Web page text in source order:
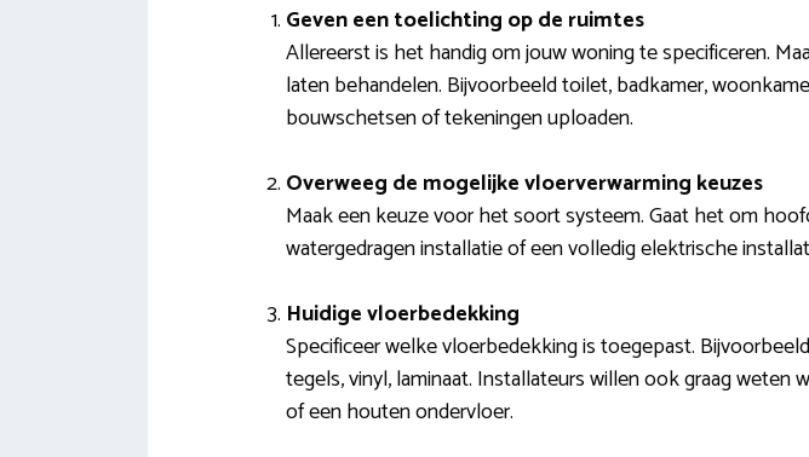
Geven een toelichting op de ruimtes
Allereerst is het handig om jouw woning te specificeren.
laten behandelen. Bijvoorbeeld toilet, badkamer,
bouwschetsen of tekeningen uploaden.
Overweeg de mogelijke vloerverwarming keuzes
Maak een keuze voor het soort systeem. Gaat het om
watergedragen installatie of een volledig elektrische
Huidige vloerbedekking
Specificeer welke vloerbedekking is toegepast.
tegels, vinyl, laminaat. Installateurs willen ook graag weten
of een houten ondervloer.